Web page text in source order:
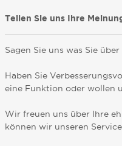
Teilen Sie uns Ihre
Sagen Sie uns was Sie
Haben Sie
eine Funktion oder wollen
Wir freuen uns über Ihre
können wir unseren